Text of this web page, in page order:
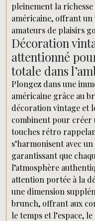
pleinement la
américaine, offrant
amateurs de plaisirs
Décoration
attentionné
totale dans
Plongez dans une
américaine grâce au
décoration vintage et
combinent pour créer
touches rétro
s’harmonisent avec
garantissant que
l’atmosphère
attention portée à la
une dimension
brunch, offrant aux
le temps et l’espace,